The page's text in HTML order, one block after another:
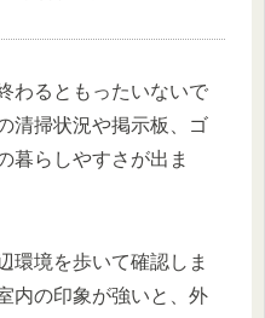
わるともったいないで
清掃状況や掲示板、ゴ
暮らしやすさが出ま
環境を歩いて確認しま
内の印象が強いと、外